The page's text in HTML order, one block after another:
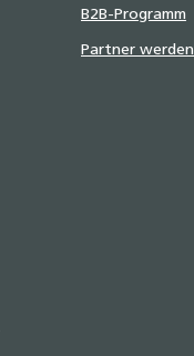
B2B-Programm
Partner werden